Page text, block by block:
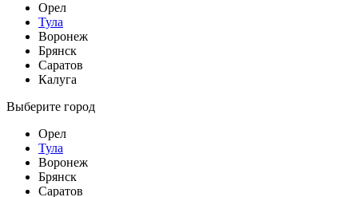
Орел
Тула
Воронеж
Брянск
Саратов
Калуга
Выберите город
Орел
Тула
Воронеж
Брянск
Саратов